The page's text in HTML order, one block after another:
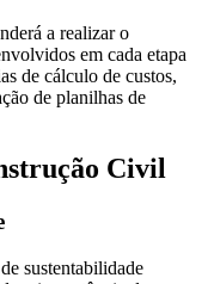
a realizar o
em cada etapa
de cálculo de custos,
de planilhas de
Civil
sustentabilidade